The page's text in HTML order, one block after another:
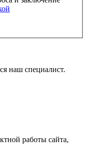
наш специалист.
работы сайта,